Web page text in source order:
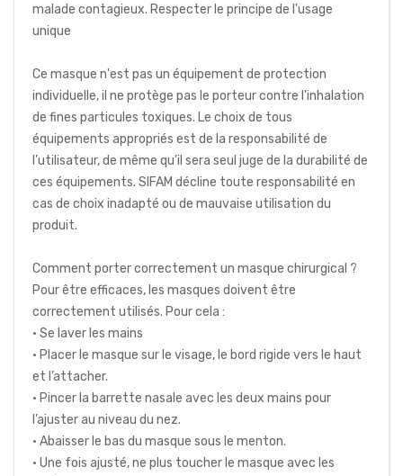
malade contagieux. Respecter le principe de l'usage
unique
Ce masque n'est pas un équipement de protection
individuelle, il ne protège pas le porteur contre l'inhalation
de fines particules toxiques. Le choix de tous
équipements appropriés est de la responsabilité de
l’utilisateur, de même qu’il sera seul juge de la durabilité de
ces équipements. SIFAM décline toute responsabilité en
cas de choix inadapté ou de mauvaise utilisation du
produit.
Comment porter correctement un masque chirurgical ?
Pour être efficaces, les masques doivent être
correctement utilisés. Pour cela :
• Se laver les mains
• Placer le masque sur le visage, le bord rigide vers le haut
et l’attacher.
• Pincer la barrette nasale avec les deux mains pour
l’ajuster au niveau du nez.
• Abaisser le bas du masque sous le menton.
• Une fois ajusté, ne plus toucher le masque avec les